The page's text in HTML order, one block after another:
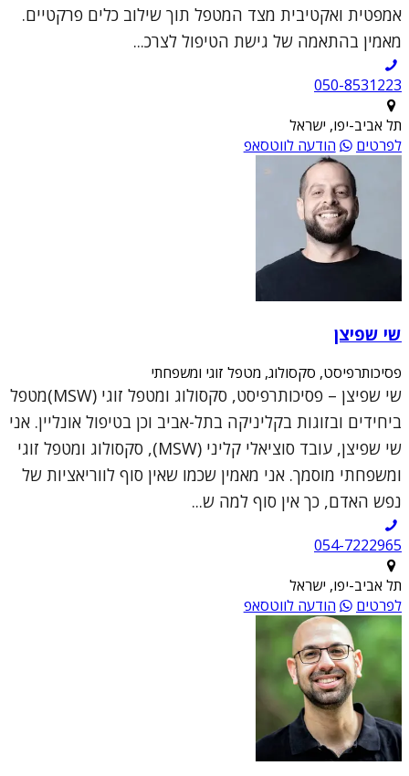
אמפטית ואקטיבית מצד המטפל תוך שילוב כלים פרקטיים.
מאמין בהתאמה של גישת הטיפול לצרכ...
050-8531223
תל אביב-יפו, ישראל
לפרטים
הודעה לווטסאפ
שי שפיצן
פסיכותרפיסט, סקסולוג, מטפל זוגי ומשפחתי
שי שפיצן – פסיכותרפיסט, סקסולוג ומטפל זוגי (MSW)מטפל
ביחידים ובזוגות בקליניקה בתל-אביב וכן בטיפול אונליין. אני
שי שפיצן, עובד סוציאלי קליני (MSW), סקסולוג ומטפל זוגי
ומשפחתי מוסמך. אני מאמין שכמו שאין סוף לווריאציות של
נפש האדם, כך אין סוף למה ש...
054-7222965
תל אביב-יפו, ישראל
לפרטים
הודעה לווטסאפ